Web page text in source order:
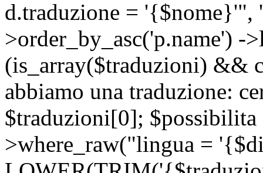
d.traduzione = '{$nome}'",
>order_by_asc('p.name')
(is_array($traduzioni) &&
abbiamo una traduzione:
$traduzioni[0];
>where_raw("lingua =